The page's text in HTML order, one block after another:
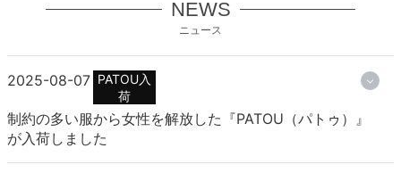
NEWS
ニュース
2025-08-07 PATOU入
荷
制約の多い服から女性を解放した『PATOU（パトゥ）』
が入荷しました